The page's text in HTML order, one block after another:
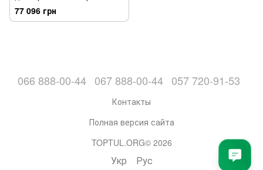
2640×1960 мм
(PG1132160603ZA) G.I.KRAFT
77 096 грн
066 888-00-44 067 888-00-44 057 720-91-53
Контакты
Полная версия сайта
TOPTUL.ORG© 2026
Укр Рус